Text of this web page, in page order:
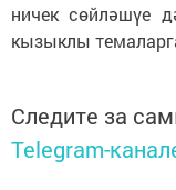
ничек сөйләшүе
кызыклы
Следите за
Telegram-